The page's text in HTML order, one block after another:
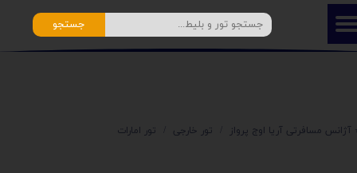
جستجو
آژانس مسافرتی آریا اوج پرواز تور خارجی تور امارات